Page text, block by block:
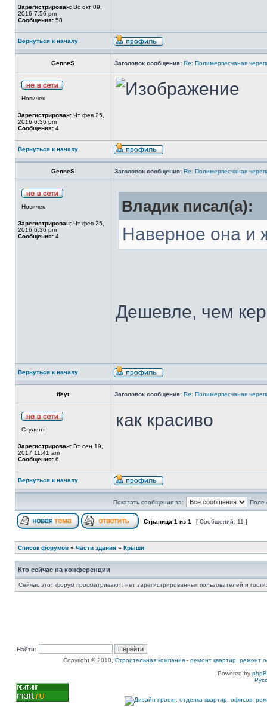
Зарегистрирован: Вс окт 09,
2016 7:56 pm
Сообщения: 58
Вернуться к началу
GenneS Заголовок сообщения: Re: Полимерпесчаная
Новичек
Зарегистрирован: Чт фев 25,
2016 6:36 pm
Сообщения: 4
Вернуться к началу
GenneS Заголовок сообщения: Re: Полимерпесчаная
Новичек
Зарегистрирован: Чт фев 25,
2016 6:36 pm
Сообщения: 4
Владик писал(а):
Наверное она и
Дешевле, чем
Вернуться к началу
ffeyt Заголовок сообщения: Re: Полимерпесчаная
Студент
Зарегистрирован: Вт сен 19,
2017 11:41 am
Сообщения: 6
как красиво
Вернуться к началу
Показать сообщения за: Поле
Страница 1 из 1 [ Сообщений: 11 ]
Список форумов » Части здания » Крыши
Кто сейчас на конференции
Сейчас этот форум просматривают: нет зарегистрированных пользователей и
Найти:
Copyright © 2010, Строительная компания - ремонт квартир, ремонт
Powered by